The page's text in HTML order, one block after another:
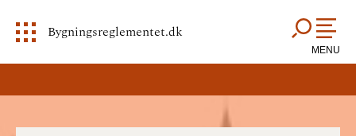
Bygningsreglementet.dk
MENU